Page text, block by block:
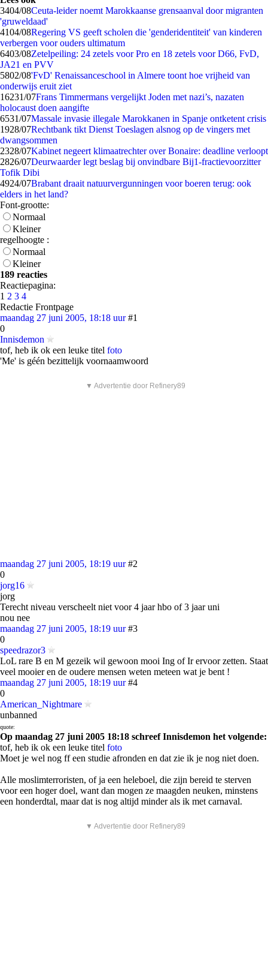
3404/08Ceuta-leider noemt Marokkaanse grensaanval door migranten
'gruweldaad'
4104/08Regering VS geeft scholen die 'genderidentiteit' van kinderen
verbergen voor ouders ultimatum
6403/08Zetelpeiling: 24 zetels voor Pro en 18 zetels voor D66, FvD,
JA21 en PVV
5802/08'FvD' Renaissanceschool in Almere toont hoe vrijheid van
onderwijs eruit ziet
16231/07Frans Timmermans vergelijkt Joden met nazi’s, nazaten
holocaust doen aangifte
6531/07Massale invasie illegale Marokkanen in Spanje ontketent crisis
1928/07Rechtbank tikt Dienst Toeslagen alsnog op de vingers met
dwangsommen
2328/07Kabinet negeert klimaatrechter over Bonaire: deadline verloopt
2826/07Deurwaarder legt beslag bij onvindbare Bij1-fractievoorzitter
Tofik Dibi
4924/07Brabant draait natuurvergunningen voor boeren terug: ook
elders in het land?
Font-grootte:
Normaal
Kleiner
regelhoogte :
Normaal
Kleiner
189 reacties
Reactiepagina:
1 2 3 4
Redactie Frontpage
maandag 27 juni 2005, 18:18 uur #1
0
Innisdemon
tof, heb ik ok een leuke titel foto
'Me' is géén bezittelijk voornaamwoord
▼ Advertentie door Refinery89
maandag 27 juni 2005, 18:19 uur #2
0
jorg16
jorg
Terecht niveau verscheelt niet voor 4 jaar hbo of 3 jaar uni
nou nee
maandag 27 juni 2005, 18:19 uur #3
0
speedrazor3
LoL rare B en M gezeik wil gewoon mooi Ing of Ir ervoor zetten. Staat
veel mooier en de oudere mensen weten meteen wat je bent !
maandag 27 juni 2005, 18:19 uur #4
0
American_Nightmare
unbanned
quote:
Op maandag 27 juni 2005 18:18 schreef Innisdemon het volgende:
tof, heb ik ok een leuke titel foto
Moet je wel nog ff een studie afronden en dat zie ik je nog niet doen.
Alle moslimterroristen, of ja een heleboel, die zijn bereid te sterven
voor een hoger doel, want dan mogen ze maagden neuken, minstens
een honderdtal, maar dat is nog altijd minder als ik met carnaval.
▼ Advertentie door Refinery89